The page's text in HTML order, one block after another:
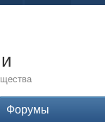
Форумы